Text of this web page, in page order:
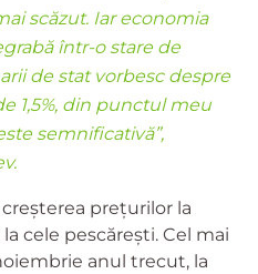
scăzut. Iar economia
într-o stare de
de stat vorbesc despre
1,5%, din punctul meu
semnificativă”,
prețurilor la
cele pescărești. Cel mai
anul trecut, la